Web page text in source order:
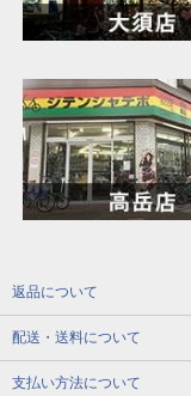
返品について
配送・送料について
支払い方法について